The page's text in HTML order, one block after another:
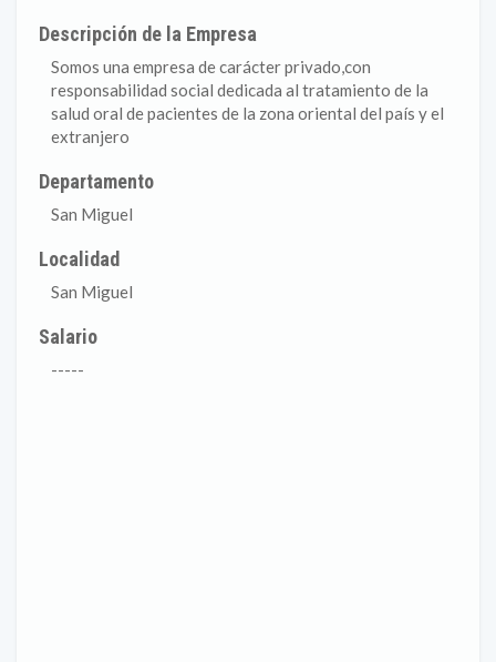
Descripción de la Empresa
Somos una empresa de carácter privado,con
responsabilidad social dedicada al tratamiento de la
salud oral de pacientes de la zona oriental del país y el
extranjero
Departamento
San Miguel
Localidad
San Miguel
Salario
-----